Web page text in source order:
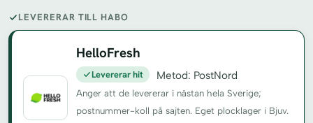
LEVERERAR TILL HABO
HelloFresh
Levererar hit Metod: PostNord
Anger att de levererar i nästan hela Sverige;
postnummer-koll på sajten. Eget plocklager i Bjuv.